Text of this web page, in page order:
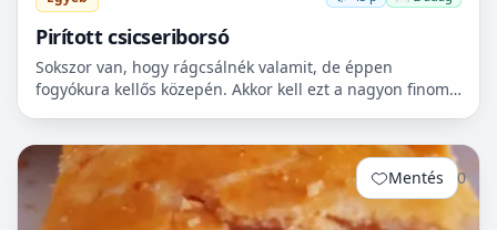
Pirított csicseriborsó
Sokszor van, hogy rágcsálnék valamit, de éppen
fogyókura kellős közepén. Akkor kell ezt a nagyon finom
Mentés 0